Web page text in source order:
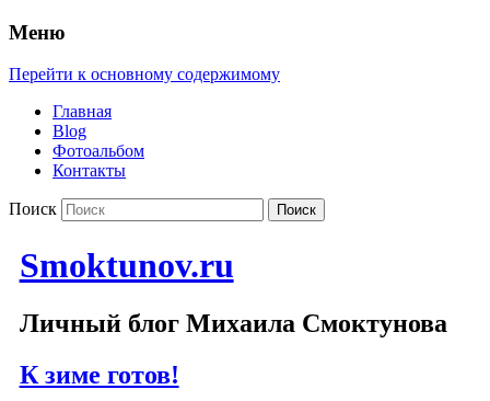
Меню
Перейти к основному содержимому
Главная
Blog
Фотоальбом
Контакты
Поиск
Smoktunov.ru
Личный блог Михаила Смоктунова
К зиме готов!